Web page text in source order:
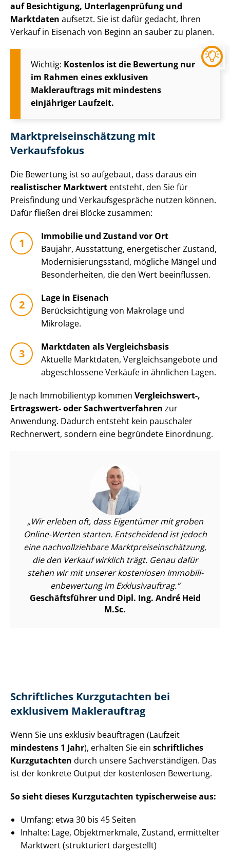
auf Besichtigung, Un­ter­la­gen­prü­fung und
Marktdaten aufsetzt. Sie ist dafür gedacht, Ihren
Verkauf in Eisenach von Beginn an sauber zu planen.
Wichtig: Kostenlos ist die Bewertung nur
im Rahmen eines exklusiven
Maklerauftrags mit mindestens
einjähriger Laufzeit.
Markt­preis­ein­schät­zung mit
Verkaufsfokus
Die Bewertung ist so aufgebaut, dass daraus ein
realistischer Marktwert entsteht, den Sie für
Preisfindung und Ver­kaufs­ge­sprä­che nutzen können.
Dafür fließen drei Blöcke zusammen:
Immobilie und Zustand vor Ort
Baujahr, Ausstattung, energetischer Zustand,
Mo­der­ni­sie­rungs­stand, mögliche Mängel und
Besonderheiten, die den Wert beeinflussen.
Lage in Eisenach
Be­rück­sich­ti­gung von Makrolage und
Mikrolage.
Marktdaten als Vergleichsbasis
Aktuelle Marktdaten, Ver­gleichs­an­ge­bo­te und
abgeschlossene Verkäufe in ähnlichen Lagen.
Je nach Immobilientyp kommen Vergleichswert-,
Ertragswert- oder Sach­wert­ver­fah­ren zur
Anwendung. Dadurch entsteht kein pauschaler
Rechnerwert, sondern eine begründete Einordnung.
Wir erleben oft, dass Eigentümer mit groben
Online-Werten starten. Entscheidend ist jedoch
eine nach­voll­zieh­ba­re Markt­preis­ein­schät­zung,
die den Verkauf wirklich trägt. Genau dafür
stehen wir mit unserer kostenlosen Im­mo­bi­li­
en­be­wer­tung im Exklusivauftrag.
Geschäftsführer und Dipl. Ing. André Heid
M.Sc.
Schriftliches Kurzgutachten bei
exklusivem Maklerauftrag
Wenn Sie uns exklusiv beauftragen (Laufzeit
mindestens 1 Jahr), erhalten Sie ein schriftliches
Kurzgutachten durch unsere Sach­ver­stän­di­gen. Das
ist der konkrete Output der kostenlosen Bewertung.
So sieht dieses Kurzgutachten typischerweise aus:
Umfang: etwa 30 bis 45 Seiten
Inhalte: Lage, Objektmerkmale, Zustand, ermittelter
Marktwert (strukturiert dargestellt)